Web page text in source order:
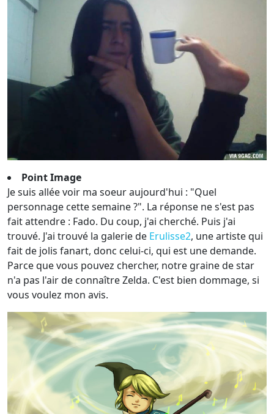
Point Image
Je suis allée voir ma soeur aujourd'hui : "Quel
personnage cette semaine ?". La réponse ne s'est pas
fait attendre : Fado. Du coup, j'ai cherché. Puis j'ai
trouvé. J'ai trouvé la galerie de Erulisse2, une artiste qui
fait de jolis fanart, donc celui-ci, qui est une demande.
Parce que vous pouvez chercher, notre graine de star
n'a pas l'air de connaître Zelda. C'est bien dommage, si
vous voulez mon avis.